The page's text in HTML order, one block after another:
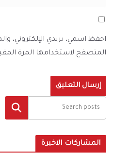
احفظ اسمي، بريدي الإلكتروني،
المتصفح لاستخدامها المرة
البحث
المشاركات الاخيرة